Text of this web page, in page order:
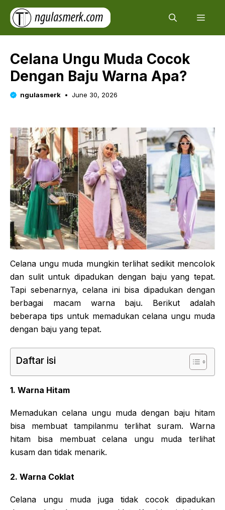
Skip
content
Celana Ungu Muda Cocok
Dengan Baju Warna Apa?
ngulasmerk June 30, 2026
Celana ungu muda mungkin terlihat sedikit mencolok
dan sulit untuk dipadukan dengan baju yang tepat.
Tapi sebenarnya, celana ini bisa dipadukan dengan
berbagai macam warna baju. Berikut adalah
beberapa tips untuk memadukan celana ungu muda
dengan baju yang tepat.
Daftar isi
1. Warna Hitam
Memadukan celana ungu muda dengan baju hitam
bisa membuat tampilanmu terlihat suram. Warna
hitam bisa membuat celana ungu muda terlihat
kusam dan tidak menarik.
2. Warna Coklat
Celana ungu muda juga tidak cocok dipadukan